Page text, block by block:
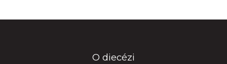
O diecézi